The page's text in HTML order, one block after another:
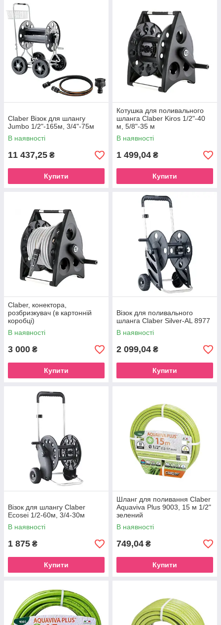
Claber Візок для шлангу
Jumbo 1/2"-165м, 3/4"-75м
В наявності
11 437,25 ₴
Купити
Котушка для поливального
шланга Claber Kiros 1/2"-40
м, 5/8"-35 м
В наявності
1 499,04 ₴
Купити
Claber, конектора,
розбризкувач (в картонній
коробці)
В наявності
3 000 ₴
Купити
Візок для поливального
шланга Claber Silver-AL 8977
В наявності
2 099,04 ₴
Купити
Візок для шлангу Claber
Ecosei 1/2-60м, 3/4-30м
В наявності
1 875 ₴
Купити
Шланг для поливання Claber
Aquaviva Plus 9003, 15 м 1/2"
зелений
В наявності
749,04 ₴
Купити